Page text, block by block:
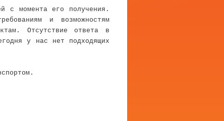
с момента его получения.
и возможностям
Отсутствие ответа в
у нас нет подходящих